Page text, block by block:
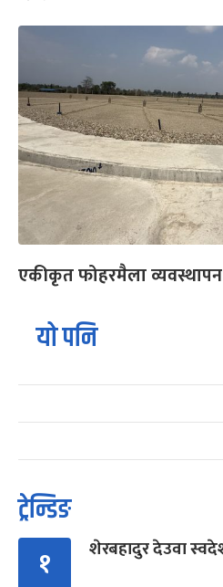
एकीकृत फोहरमैला व्यवस्थापन
यो पनि
ट्रेन्डिङ
१ शेरबहादुर देउवा